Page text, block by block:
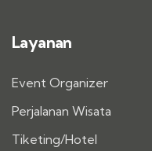
Layanan
Event Organizer
Perjalanan Wisata
Tiketing/Hotel